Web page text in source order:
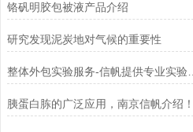
​铬矾明胶包被液产品介绍
研究发现泥炭地对气候的重要性
整体外包实验服务-信帆提供专业实验服务！
胰蛋白胨的广泛应用，南京信帆介绍！